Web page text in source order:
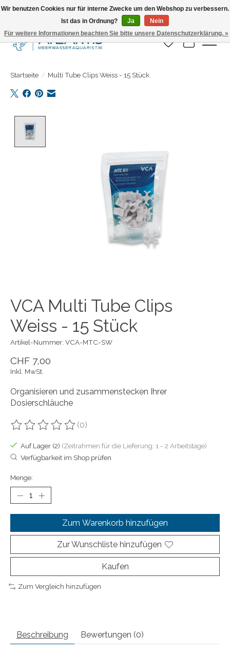
Täglicher Versand. Bestelle bis 15.00 Uhr
Wunschzettel
Ihr
Startseite / Multi Tube Clips Weiss - 15 Stück
VCA Multi Tube Clips
Weiss - 15 Stück
Artikel-Nummer: VCA-MTC-SW
CHF 7,00
Inkl. MwSt.
Organisieren und zusammenstecken Ihrer
Dosierschläuche
Die Bewertung dieses Produkts ist
(0)
Auf Lager (2) (Zeitrahmen für die Lieferung: 1 - 2 Arbeitstage)
Verfügbarkeit im Shop prüfen
Menge:
Zum Warenkorb hinzufügen
Zur Wunschliste hinzufügen
Kaufen
Zum Vergleich hinzufügen
Beschreibung Bewertungen (0)
Wir benutzen Cookies nur für interne Zwecke um den Webshop zu verbessern.
Ist das in Ordnung?
Ja
Nein
Für weitere Informationen beachten Sie bitte unsere Datenschutzerklärung. »